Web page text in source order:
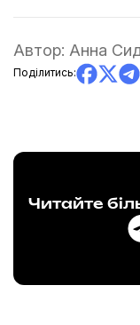
Автор: Анна
Поділитись:
Читайте